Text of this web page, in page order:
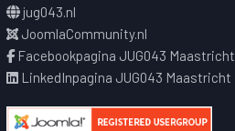
jug043.nl
JoomlaCommunity.nl
Facebookpagina JUG043 Maastricht
LinkedInpagina JUG043 Maastricht